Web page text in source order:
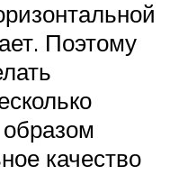
Поэтому
качество